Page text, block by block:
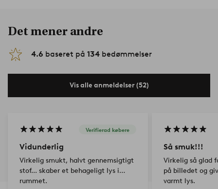
Det mener andre
4.6 baseret på 134 bedømmelser
Vis alle anmeldelser (52)
Verifierad købere
Vidunderlig
Virkelig smukt, halvt gennemsigtigt
stof... skaber et behageligt lys i
rummet.
Så smuk!!!
Virkelig så glad
på billedet og
varmt lys.